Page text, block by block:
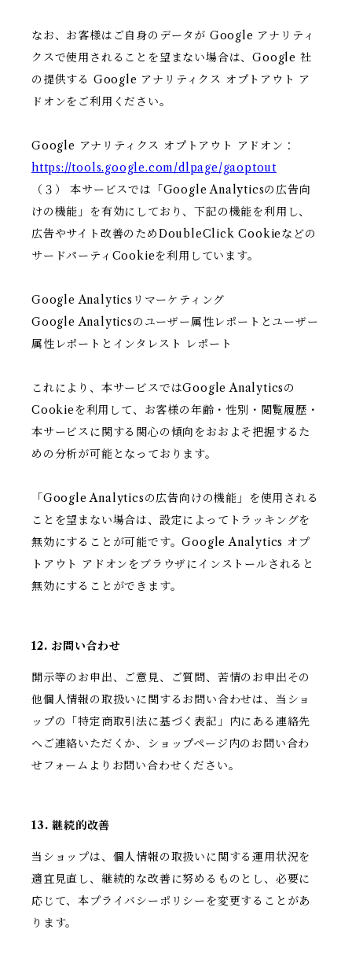
なお、お客様はご自身のデータが Google アナリティ
クスで使用されることを望まない場合は、Google 社
の提供する Google アナリティクス オプトアウト ア
ドオンをご利用ください。
Google アナリティクス オプトアウト アドオン：
https://tools.google.com/dlpage/gaoptout
（３） 本サービスでは「Google Analyticsの広告向
けの機能」を有効にしており、下記の機能を利用し、
広告やサイト改善のためDoubleClick Cookieなどの
サードパーティCookieを利用しています。
Google Analyticsリマーケティング
Google Analyticsのユーザー属性レポートとユーザー
属性レポートとインタレスト レポート
これにより、本サービスではGoogle Analyticsの
Cookieを利用して、お客様の年齢・性別・閲覧履歴・
本サービスに関する関心の傾向をおおよそ把握するた
めの分析が可能となっております。
「Google Analyticsの広告向けの機能」を使用される
ことを望まない場合は、設定によってトラッキングを
無効にすることが可能です。Google Analytics オプ
トアウト アドオンをブラウザにインストールされると
無効にすることができます。
12. お問い合わせ
開示等のお申出、ご意見、ご質問、苦情のお申出その
他個人情報の取扱いに関するお問い合わせは、当ショ
ップの「特定商取引法に基づく表記」内にある連絡先
へご連絡いただくか、ショップページ内のお問い合わ
せフォームよりお問い合わせください。
13. 継続的改善
当ショップは、個人情報の取扱いに関する運用状況を
適宜見直し、継続的な改善に努めるものとし、必要に
応じて、本プライバシーポリシーを変更することがあ
ります。